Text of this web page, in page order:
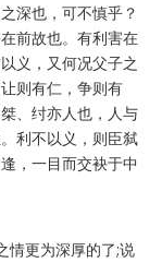
深也，可不慎乎？
前故也。有利害在
义，又何况父子之
则有仁，争则有
、纣亦人也，人与
利不以义，则臣弑
，一目而交袂于中
情更为深厚的了;说